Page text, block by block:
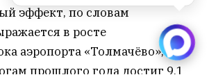
эффект, по словам
в росте
аэропорта «Толмачёво»,
прошлого года достиг 9,1